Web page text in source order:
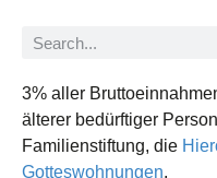
3% aller
älterer bedürftiger
Familienstiftung, die
Gotteswohnungen.